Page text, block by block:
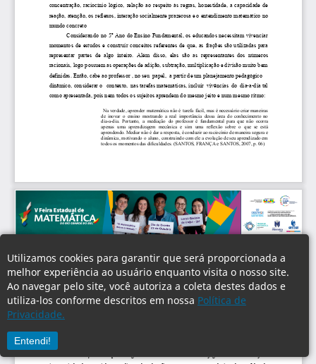
Utilizamos cookies para garantir que será proporcionada a
melhor experiência ao usuário enquanto visita o nosso site.
Ao navegar pelo site, você autoriza a coleta destes dados e
utiliza-los conforme descritos em nossa Política de
Privacidade.
Entendi!